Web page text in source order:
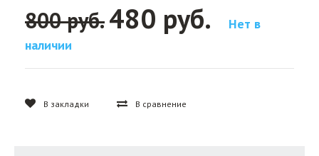
800 руб.480 руб.
Нет в
наличии
В закладки В сравнение